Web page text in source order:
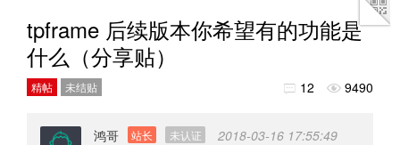
tpframe 后续版本你希望有的功能是
什么（分享贴）
精帖 未结贴  12  9490
鸿哥 站长 未认证 2018-03-16 17:55:49